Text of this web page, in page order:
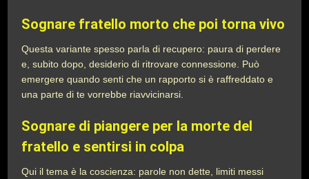
Sognare fratello morto che poi torna vivo
Questa variante spesso parla di recupero: paura di perdere
e, subito dopo, desiderio di ritrovare connessione. Può
emergere quando senti che un rapporto si è raffreddato e
una parte di te vorrebbe riavvicinarsi.
Sognare di piangere per la morte del
fratello e sentirsi in colpa
Qui il tema è la coscienza: parole non dette, limiti messi